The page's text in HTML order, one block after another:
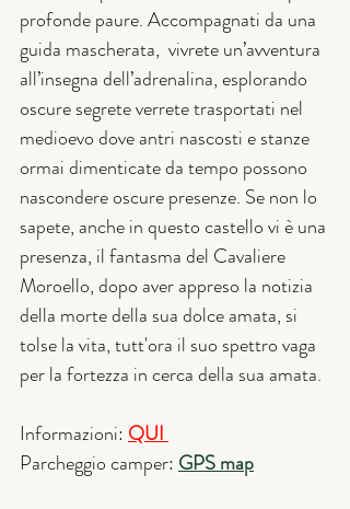
profonde paure. Accompagnati da una
guida mascherata,  vivrete un’avventura
all’insegna dell’adrenalina, esplorando
oscure segrete verrete trasportati nel
medioevo dove antri nascosti e stanze
ormai dimenticate da tempo possono
nascondere oscure presenze. Se non lo
sapete, anche in questo castello vi è una
presenza, il fantasma del Cavaliere
Moroello, dopo aver appreso la notizia
della morte della sua dolce amata, si
tolse la vita, tutt'ora il suo spettro vaga
per la fortezza in cerca della sua amata.
Informazioni: QUI
Parcheggio camper: GPS map